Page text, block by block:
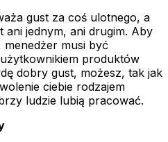
gust za coś ulotnego, a
ani jednym, ani drugim. Aby
musi być
produktów
dobry gust, możesz, tak jak
ciebie rodzajem
ludzie lubią pracować.